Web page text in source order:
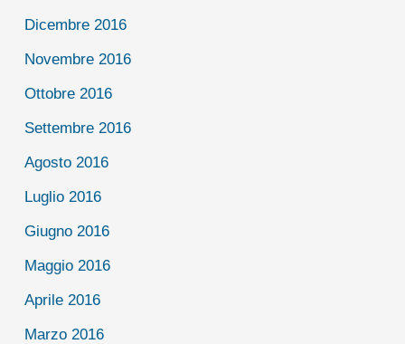
Dicembre 2016
Novembre 2016
Ottobre 2016
Settembre 2016
Agosto 2016
Luglio 2016
Giugno 2016
Maggio 2016
Aprile 2016
Marzo 2016